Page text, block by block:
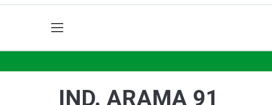
IND. ARAMA 91